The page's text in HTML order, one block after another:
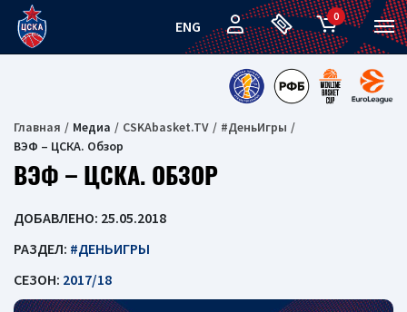
ENG
0
Главная Медиа CSKAbasket.TV
#ДеньИгры
ВЭФ – ЦСКА. Обзор
ВЭФ – ЦСКА. ОБЗОР
ДОБАВЛЕНО: 25.05.2018
РАЗДЕЛ: #ДЕНЬИГРЫ
СЕЗОН: 2017/18